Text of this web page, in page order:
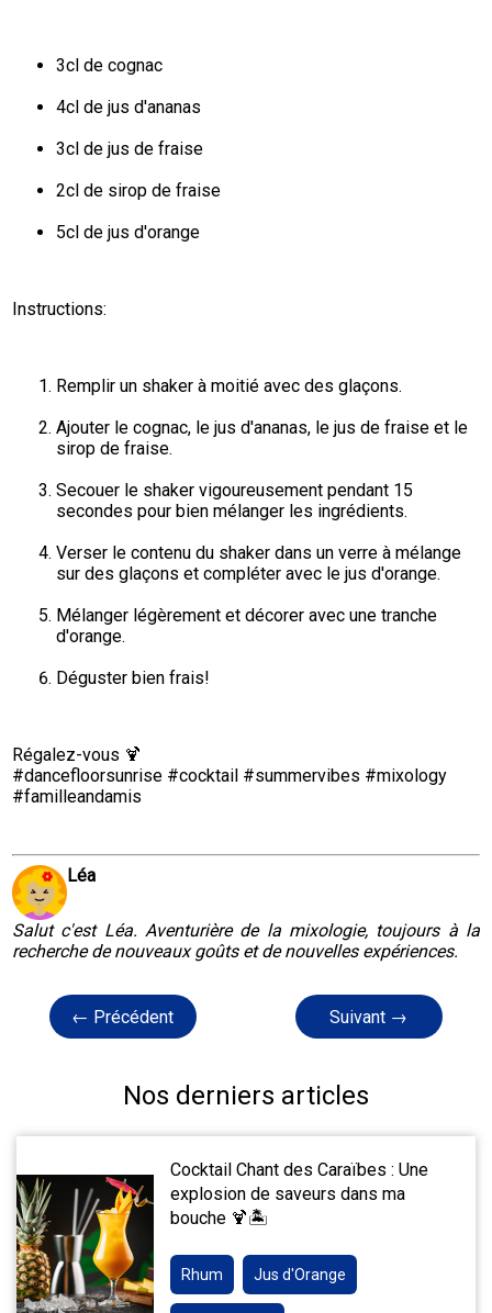
3cl de cognac
4cl de jus d'ananas
3cl de jus de fraise
2cl de sirop de fraise
5cl de jus d'orange
Instructions:
Remplir un shaker à moitié avec des glaçons.
Ajouter le cognac, le jus d'ananas, le jus de fraise et le
sirop de fraise.
Secouer le shaker vigoureusement pendant 15
secondes pour bien mélanger les ingrédients.
Verser le contenu du shaker dans un verre à mélange
sur des glaçons et compléter avec le jus d'orange.
Mélanger légèrement et décorer avec une tranche
d'orange.
Déguster bien frais!
Régalez-vous 🍹
#dancefloorsunrise #cocktail #summervibes #mixology
#familleandamis
Léa
Salut c'est Léa. Aventurière de la mixologie, toujours à la
recherche de nouveaux goûts et de nouvelles expériences.
← Précédent Suivant →
Nos derniers articles
Cocktail Chant des Caraïbes : Une
explosion de saveurs dans ma
bouche 🍹🏝️
Rhum Jus d'Orange